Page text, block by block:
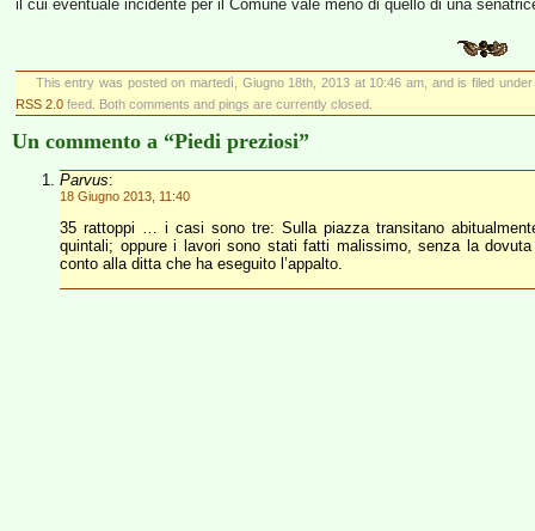
il cui eventuale incidente per il Comune vale meno di quello di una
This entry was posted on martedì, Giugno 18th, 2013 at 10:46 am, and is filed
RSS 2.0 feed. Both comments and pings are currently closed.
Un commento a “Piedi preziosi”
Parvus:
18 Giugno 2013, 11:40
35 rattoppi … i casi sono tre: Sulla piazza transitano
quintali; oppure i lavori sono stati fatti malissimo, senza la
conto alla ditta che ha eseguito l’appalto.